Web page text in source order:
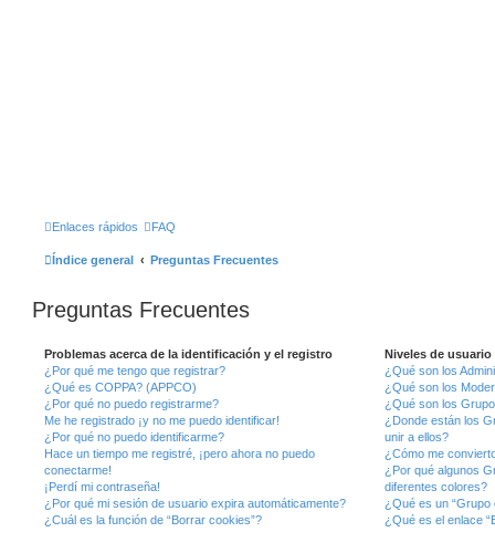
Enlaces rápidos FAQ
Índice general Preguntas Frecuentes
Preguntas Frecuentes
Problemas acerca de la identificación y el registro
¿Por qué me tengo que registrar?
¿Qué es COPPA? (APPCO)
¿Por qué no puedo registrarme?
Me he registrado ¡y no me puedo identificar!
¿Por qué no puedo identificarme?
Hace un tiempo me registré, ¡pero ahora no puedo
conectarme!
¡Perdí mi contraseña!
¿Por qué mi sesión de usuario expira automáticamente?
¿Cuál es la función de “Borrar cookies”?
Niveles de
¿Qué son los
¿Qué son los
¿Qué son los
¿Donde están los
unir a ellos?
¿Cómo me
¿Por qué algunos
diferentes colores?
¿Qué es un “Grupo
¿Qué es el enlace